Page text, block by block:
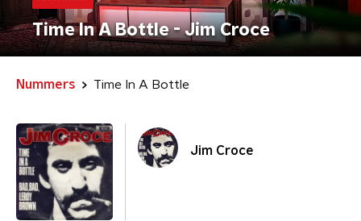
Time In A Bottle - Jim Croce
Nummers Time In A Bottle
Jim Croce